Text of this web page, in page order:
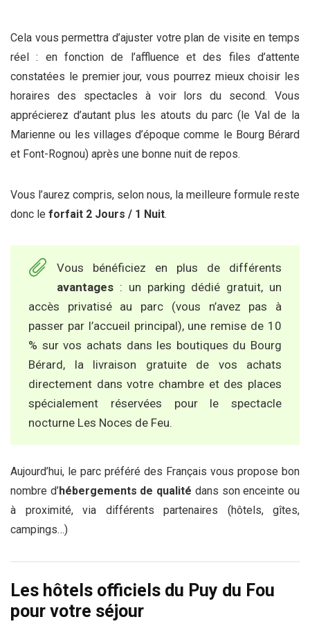
Cela vous permettra d’ajuster votre plan de visite en temps
réel : en fonction de l’affluence et des files d’attente
constatées le premier jour, vous pourrez mieux choisir les
horaires des spectacles à voir lors du second. Vous
apprécierez d’autant plus les atouts du parc (le Val de la
Marienne ou les villages d’époque comme le Bourg Bérard
et Font-Rognou) après une bonne nuit de repos.
Vous l’aurez compris, selon nous, la meilleure formule reste
donc le forfait 2 Jours / 1 Nuit.
Vous bénéficiez en plus de différents
avantages : un parking dédié gratuit, un
accès privatisé au parc (vous n’avez pas à
passer par l’accueil principal), une remise de 10
% sur vos achats dans les boutiques du Bourg
Bérard, la livraison gratuite de vos achats
directement dans votre chambre et des places
spécialement réservées pour le spectacle
nocturne Les Noces de Feu.
Aujourd’hui, le parc préféré des Français vous propose bon
nombre d’hébergements de qualité dans son enceinte ou
à proximité, via différents partenaires (hôtels, gîtes,
campings…)
Les hôtels officiels du Puy du Fou
pour votre séjour